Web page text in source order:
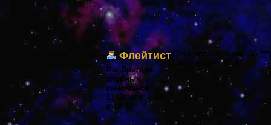
Флейтист
Re: Бригада
злобных
киноманов
11 October, 2005
в 19:49
Дата регистрации: 36
Сообщений: 514